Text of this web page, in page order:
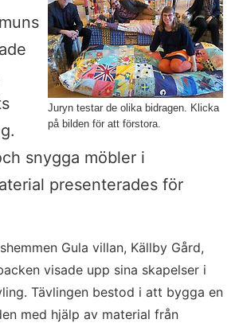
Juryn testar de olika bidragen. Klicka
på bilden för att förstora.
snygga möbler i
presenterades för
Gula villan, Källby Gård,
visade upp sina skapelser i
Tävlingen bestod i att bygga en
med hjälp av material från